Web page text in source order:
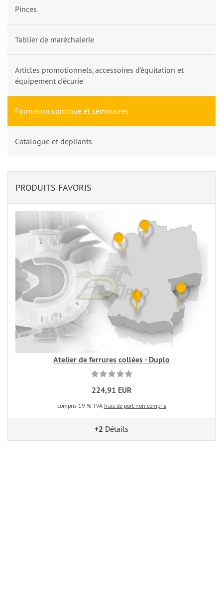
Pinces
Tablier de maréchalerie
Articles promotionnels, accessoires d’équitation et
équipement d’écurie
Formation continue et séminaires
Catalogue et dépliants
PRODUITS FAVORIS
Atelier de ferrures collées - Duplo
224,91 EUR
compris 19 % TVA frais de port non compris
+2 Détails